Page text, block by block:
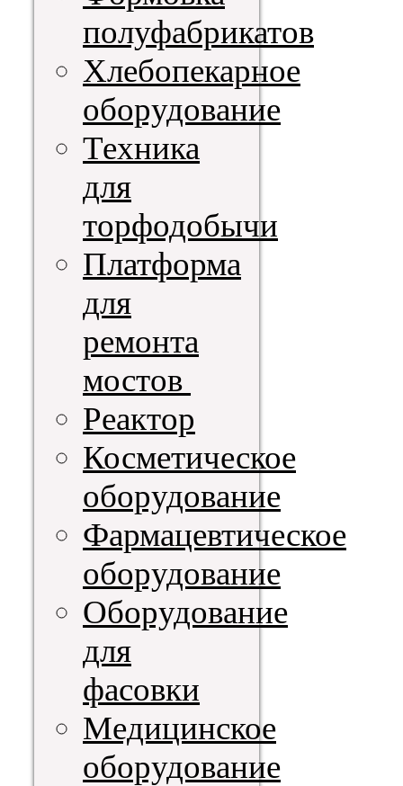
полуфабрикатов
Хлебопекарное
оборудование
Техника
для
торфодобычи
Платформа
для
ремонта
мостов
Реактор
Косметическое
оборудование
Фармацевтическое
оборудование
Оборудование
для
фасовки
Медицинское
оборудование